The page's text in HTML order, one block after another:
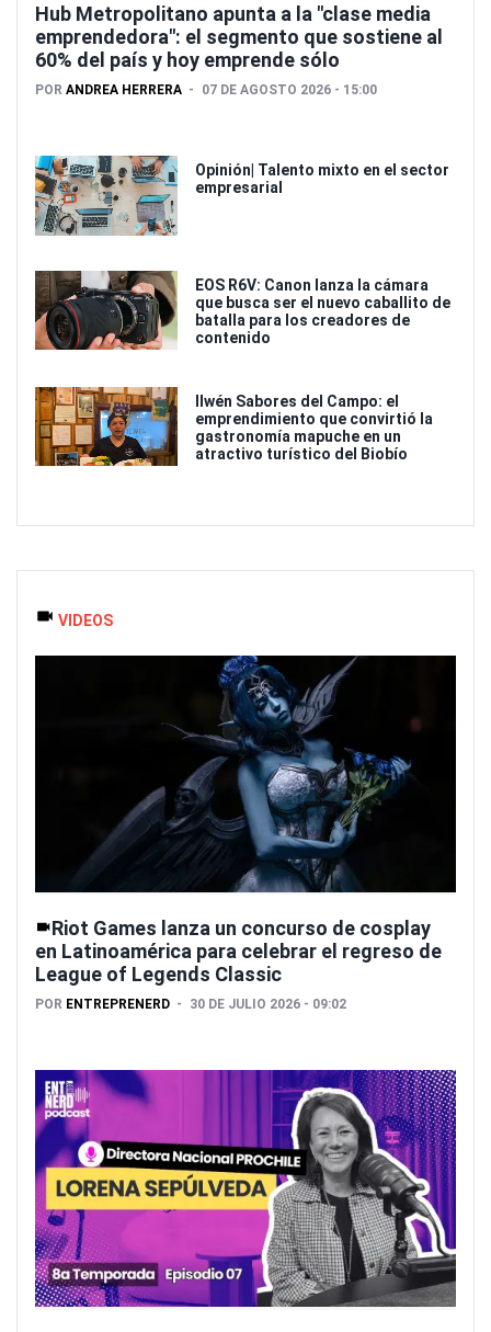
Hub Metropolitano apunta a la "clase media
emprendedora": el segmento que sostiene al
60% del país y hoy emprende sólo
POR ANDREA HERRERA 07 DE AGOSTO 2026 - 15:00
Opinión| Talento mixto en el sector
empresarial
EOS R6V: Canon lanza la cámara
que busca ser el nuevo caballito de
batalla para los creadores de
contenido
Ilwén Sabores del Campo: el
emprendimiento que convirtió la
gastronomía mapuche en un
atractivo turístico del Biobío
VIDEOS
Riot Games lanza un concurso de cosplay
en Latinoamérica para celebrar el regreso de
League of Legends Classic
POR ENTREPRENERD 30 DE JULIO 2026 - 09:02